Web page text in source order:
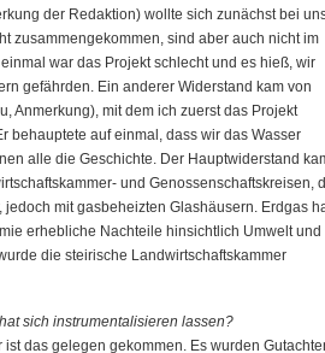
der Redaktion) wollte sich zunächst bei
zusammengekommen, sind aber auch nicht im
war das Projekt schlecht und es hieß, wir
gefährden. Ein anderer Widerstand kam von
Anmerkung), mit dem ich zuerst das Projekt
behauptete auf einmal, dass wir das Wasser
alle die Geschichte. Der Hauptwiderstand
und Genossenschaftskreisen,
jedoch mit gasbeheizten Glashäusern. Erdgas
erhebliche Nachteile hinsichtlich Umwelt und
die steirische Landwirtschaftskammer
sich instrumentalisieren lassen?
ist das gelegen gekommen. Es wurden